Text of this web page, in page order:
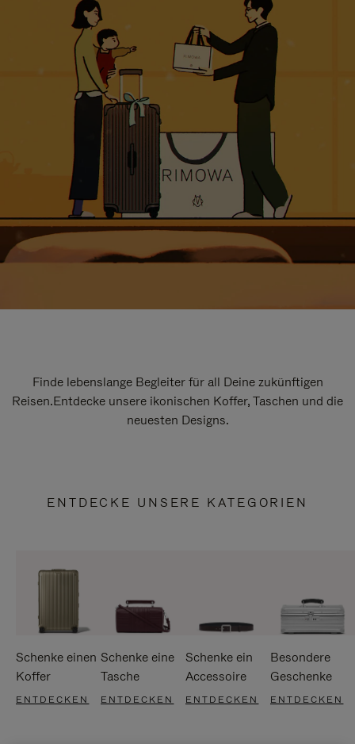
Finde lebenslange Begleiter für all Deine zukünftigen
Reisen.Entdecke unsere ikonischen Koffer, Taschen und die
neuesten Designs.
ENTDECKE UNSERE KATEGORIEN
Schenke einen
Koffer
ENTDECKEN
Schenke eine
Tasche
ENTDECKEN
Schenke ein
Accessoire
ENTDECKEN
Besondere
Geschenke
ENTDECKEN